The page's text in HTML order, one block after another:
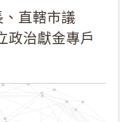
直轄市議
政治獻金專戶